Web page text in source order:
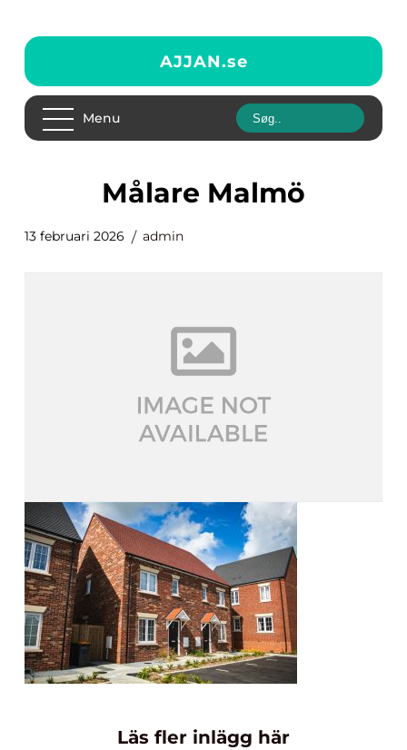
AJJAN.se
Menu
målare Malmö
13 februari 2026 admin
Läs fler inlägg här